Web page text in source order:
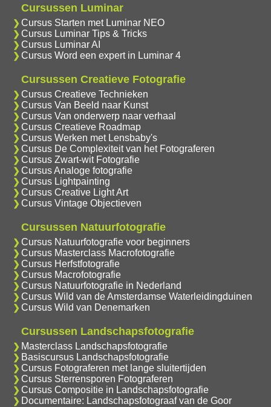
Cursussen Luminar
Cursus Starten met Luminar NEO
Cursus Luminar Tips & Tricks
Cursus Luminar AI
Cursus Word een expert in Luminar 4
Cursussen Creatieve Fotografie
Cursus Creatieve Technieken
Cursus Van Beeld naar Kunst
Cursus Van onderwerp naar verhaal
Cursus Creatieve Roadmap
Cursus Werken met Lensbaby's
Cursus De Complexiteit van het Fotograferen
Cursus Zwart-wit Fotografie
Cursus Analoge fotografie
Cursus Lightpainting
Cursus Creative Light Art
Cursus Vintage Objectieven
Cursussen Natuurfotografie
Cursus Natuurfotografie voor beginners
Cursus Masterclass Macrofotografie
Cursus Herfstfotografie
Cursus Macrofotografie
Cursus Natuurfotografie in Nederland
Cursus Wild van de Amsterdamse Waterleidingduinen
Cursus Wild van Denemarken
Cursussen Landschapsfotografie
Masterclass Landschapsfotografie
Basiscursus Landschapsfotografie
Cursus Fotograferen met lange sluitertijden
Cursus Sterrensporen Fotograferen
Cursus Compositie in Landschapsfotografie
Documentaire: Landschapsfotograaf van de Goor